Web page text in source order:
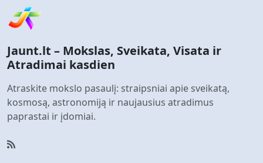
Jaunt.lt – Mokslas, Sveikata, Visata ir
Atradimai kasdien
Atraskite mokslo pasaulį: straipsniai apie sveikatą,
kosmosą, astronomiją ir naujausius atradimus
paprastai ir įdomiai.